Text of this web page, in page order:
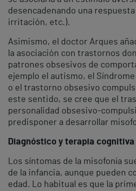
desencadenando una
irritación, etc.).
Asimismo, el doctor Arques
la asociación con trastornos
patrones obsesivos de
ejemplo el autismo, el
o el trastorno obsesivo
este sentido, se cree que el
personalidad obsesivo-
predisponer a desarrollar
Diagnóstico y terapia cognitiva
Los síntomas de la misofonía
de la infancia, aunque pueden
edad. Lo habitual es que la